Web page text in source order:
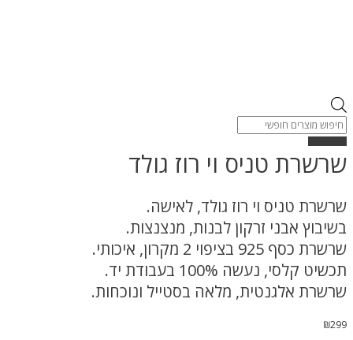
Products
search
שרשרת טניס וי רוז גולד
שרשרת טניס וי רוז גולד, לאישה.
בשיבוץ אבני זרקון לבנות, מנצנצות.
שרשרת כסף 925 בציפוי 2 מקרון, איכותי.
תכשיט קלסי, נעשה 100% בעבודת יד.
שרשרת אלגנטית, מלאה בסטייל ונוכחות.
₪299